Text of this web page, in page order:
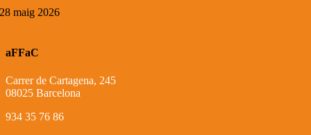
28 maig 2026
aFFaC
Carrer de Cartagena, 245
08025 Barcelona
934 35 76 86